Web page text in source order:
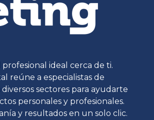
ideal cerca de ti.
reúne a especialistas de
sectores para ayudarte
personales y profesionales.
y resultados en un solo clic.